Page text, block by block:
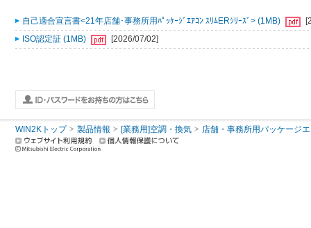
自己適合宣言書<21年店舗･事務所用ﾊﾟｯｹｰｼﾞｴｱｺﾝ ｽﾘﾑERｼﾘｰｽﾞ> (1MB)
ISO認定証 (1MB)
[2026/07/02]
WIN2Kトップ 製品情報 [業務用]空調・換気 店舗・事務所用パッケージ